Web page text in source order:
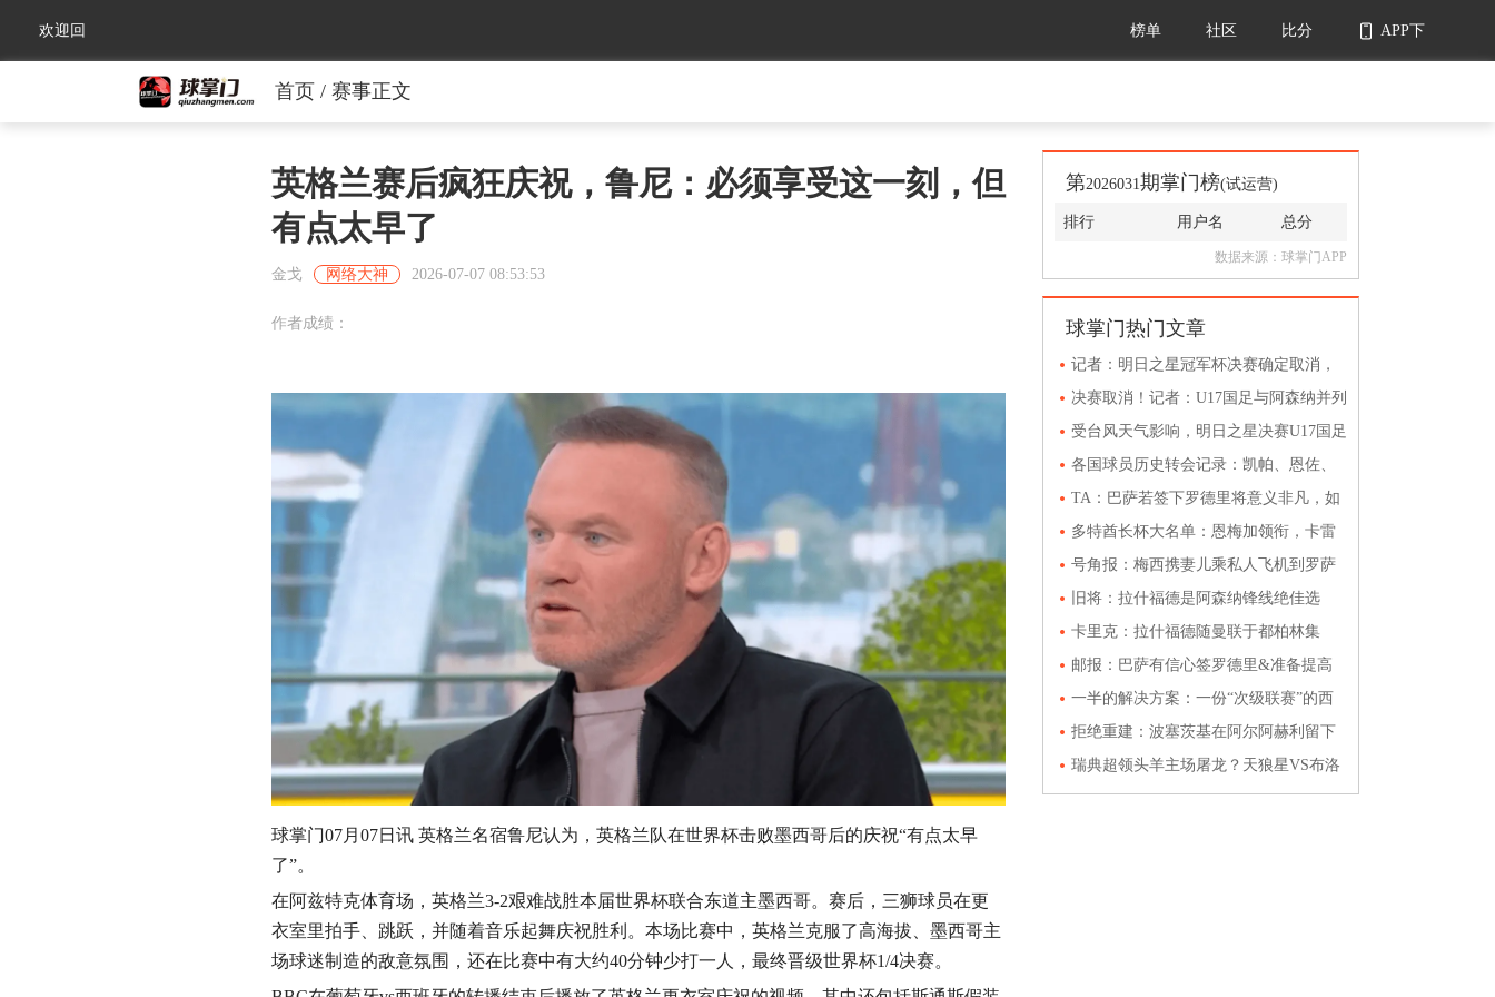
欢迎回 榜单 社区 比分 APP下
首页 / 赛事正文
英格兰赛后疯狂庆祝，鲁尼：必须享受这一刻，但
有点太早了
金戈 网络大神 2026-07-07 08:53:53
作者成绩：
球掌门07月07日讯 英格兰名宿鲁尼认为，英格兰队在世界杯击败墨西哥后的庆祝“有点太早
了”。
在阿兹特克体育场，英格兰3-2艰难战胜本届世界杯联合东道主墨西哥。赛后，三狮球员在更
衣室里拍手、跳跃，并随着音乐起舞庆祝胜利。本场比赛中，英格兰克服了高海拔、墨西哥主
场球迷制造的敌意氛围，还在比赛中有大约40分钟少打一人，最终晋级世界杯1/4决赛。
第2026031期掌门榜(试运营)
排行 用户名 总分
数据来源：球掌门APP
球掌门热门文章
记者：明日之星冠军杯决赛确定取消，
不延期比赛排名晚些时候公布
决赛取消！记者：U17国足与阿森纳并列
冠军，赵松源当选最佳球员
受台风天气影响，明日之星决赛U17国足
vs阿森纳被迫取消
各国球员历史转会记录：凯帕、恩佐、
德容、费利克斯在列
TA：巴萨若签下罗德里将意义非凡，如
同当年内马尔的加盟
多特酋长杯大名单：恩梅加领衔，卡雷
察斯、加杜在列
号角报：梅西携妻儿乘私人飞机到罗萨
里奥，向父亲遗体告别
旧将：拉什福德是阿森纳锋线绝佳选
择，核心在曼联是否放人
卡里克：拉什福德随曼联于都柏林集
训，我和他有很深的渊源
邮报：巴萨有信心签罗德里&准备提高
报价，曼城标价6800万镑
一半的解决方案：一份“次级联赛”的西
班牙报价让艾尔-伊蒂哈德陷入困境
拒绝重建：波塞茨基在阿尔阿赫利留下
他的第一个印记
瑞典超领头羊主场屠龙？天狼星VS布洛
马波卡纳深度解析